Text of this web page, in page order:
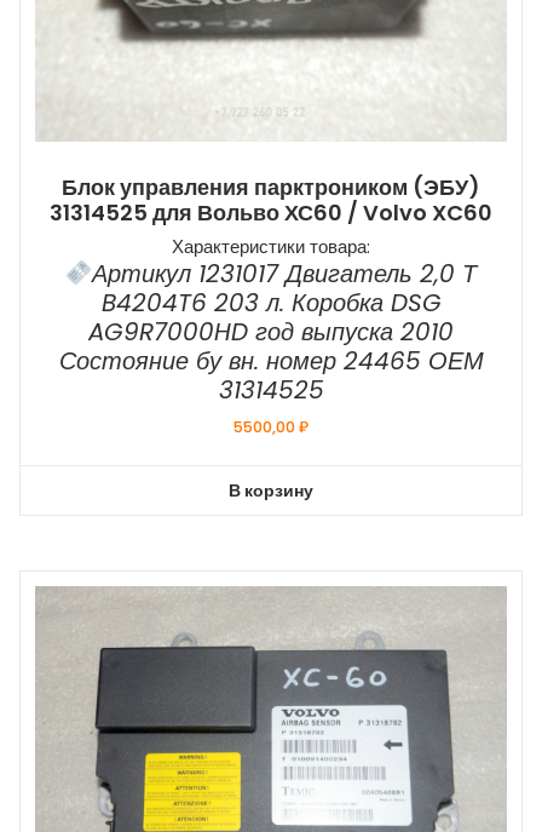
Блок управления парктроником (ЭБУ)
31314525 для Вольво ХС60 / Volvo XC60
Характеристики товара:
Артикул 1231017 Двигатель 2,0 Т
B4204T6 203 л. Коробка DSG
AG9R7000HD год выпуска 2010
Состояние бу вн. номер 24465 ОЕМ
31314525
5500,00₽
В корзину